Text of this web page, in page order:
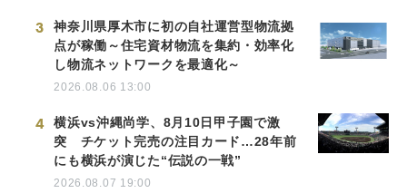
3
神奈川県厚木市に初の自社運営型物流拠
点が稼働～住宅資材物流を集約・効率化
し物流ネットワークを最適化～
2026.08.06 13:00
4
横浜vs沖縄尚学、8月10日甲子園で激
突 チケット完売の注目カード…28年前
にも横浜が演じた“伝説の一戦”
2026.08.07 19:00